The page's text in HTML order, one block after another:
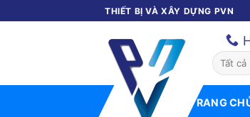
qua
THIẾT BỊ VÀ XÂY DỰNG PVN
TRANG